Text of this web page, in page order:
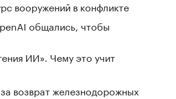
вооружений в конфликте
общались, чтобы
ИИ». Чему это учит
возврат железнодорожных